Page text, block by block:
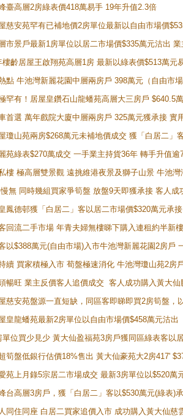
臺高層2房綠表價418萬易手 19年升值2.3倍
慈安苑罕有已補地價2房單位最新以自由市場價
市景戶最新1房單位以居二市場價$335萬元沽出
樓齡居屋王啟翔苑高層1房 最新以綠表價$513萬元
點 牛池灣新麗花園中層兩房戶 398萬元（自由市
罕有！居屋皇鑽石山龍蟠苑高層大三房戶
首選 萬年戲院大廈中層兩房戶 325萬元獲承接 實
瓊山苑兩房$268萬元未補地價成交 獲「白居二」
苑綠表$270萬成交 一手業主持貨36年 轉手升值逾
樓 極高層雙景觀 遠挑維港夜景及獅子山景 牛池
無 同時幾組買家爭筍盤 放盤9天即獲承接 客人
鳳德邨獲「白居二」客以居二市場價$320萬元承接
回流二手市場 年青夫婦無樓睇下購入連租約半新
以$388萬元(自由市場)入市牛池灣新麗花園2房戶
續 買家積極入市 荀盤極速消化 牛池灣瓊山苑2房
暢旺 業主反價客人追價成交 客人成功購入黃大
慈安苑盤源一直短缺，同區客即睇即買2房筍盤，
皇龍蟠苑最新2房單位以自由市場價$458萬元沽出
單位買少見少 黃大仙盈福苑3房戶獲同區綠表客以
筍盤低銀行估價18%售出 黃大仙豪苑大2房417'
苑上月錄5宗居二市場成交 最新3房單位以$520萬
台高層3房戶，獲「白居二」客以$530萬元(綠表)
同住同座 白居二買家追價入市 成功購入黃大仙